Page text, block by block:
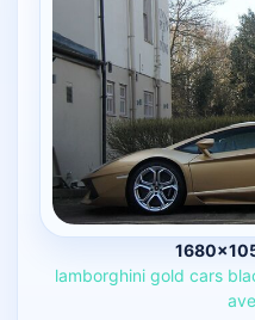
lamborghini gold cars